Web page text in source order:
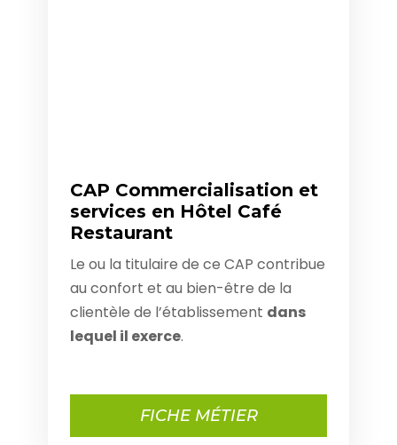
CAP Commercialisation et
services en Hôtel Café
Restaurant
Le ou la titulaire de ce CAP contribue
au confort et au bien-être de la
clientèle de l’établissement dans
lequel il exerce.
FICHE MÉTIER